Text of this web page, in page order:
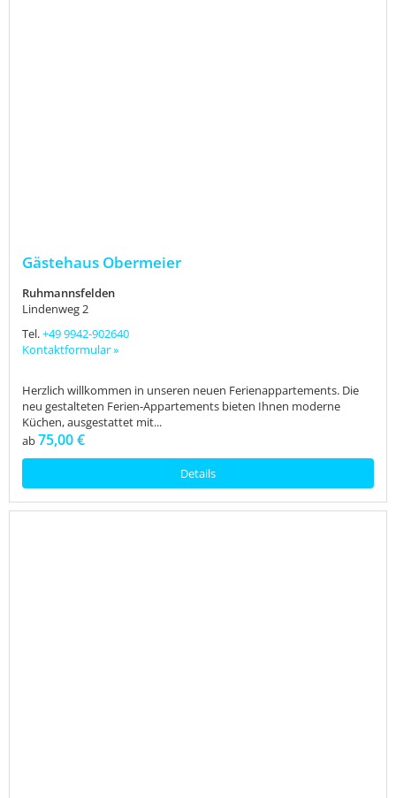
Gästehaus Obermeier
Ruhmannsfelden
Lindenweg 2
Tel.+49 9942-902640
Kontaktformular »
Herzlich willkommen in unseren neuen Ferienappartements. Die
neu gestalteten Ferien-Appartements bieten Ihnen moderne
Küchen, ausgestattet mit...
ab75,00 €
Details